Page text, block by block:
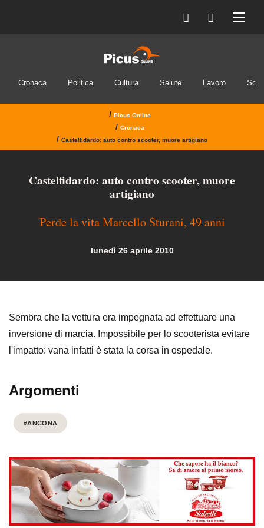
Cronaca Politica Cultura Salute Lavoro
/ Picus Online
/ Cronaca
/ Castelfidardo: auto contro scooter, muore artigiano
Castelfidardo: auto contro scooter, muore
artigiano
Perde la vita Marcello Sturani, 49 anni
lunedì 26 aprile 2010
Sembra che la vettura era impegnata ad effettuare una
inversione di marcia. Impossibile per lo scooterista evitare
l'impatto: vana infatti è stata la corsa in ospedale.
Argomenti
#ANCONA